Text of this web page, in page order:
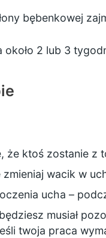
bębenkowej
około 2 lub 3
że ktoś zostanie z
zmieniaj wacik w
ucha –
musiał
twoja praca